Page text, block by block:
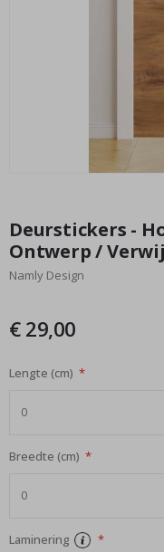
het
begin
van
gallerij
Deurstickers -
Ontwerp /
Namly Design
€ 29,00
Lengte (cm)
Breedte (cm)
Laminering